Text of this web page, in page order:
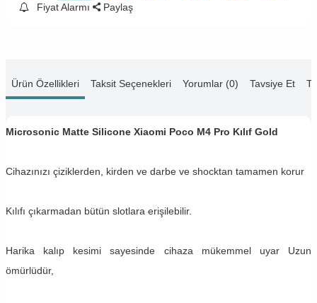
Fiyat Alarmı Paylaş
Ürün Özellikleri Taksit Seçenekleri Yorumlar (0) Tavsiye Et
Microsonic Matte Silicone Xiaomi Poco M4 Pro Kılıf Gold
Cihazınızı çiziklerden, kirden ve darbe ve shocktan tamamen korur
Kılıfı çıkarmadan bütün slotlara erişilebilir.
Harika kalıp kesimi sayesinde cihaza mükemmel uyar Uzun
ömürlüdür,